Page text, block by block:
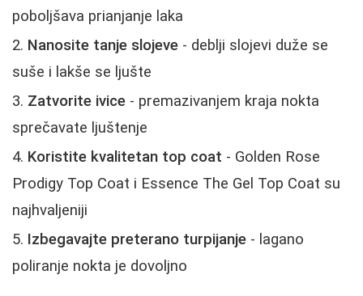
poboljšava prianjanje laka
Nanosite tanje slojeve - deblji slojevi duže se
suše i lakše se ljušte
Zatvorite ivice - premazivanjem kraja nokta
sprečavate ljuštenje
Koristite kvalitetan top coat - Golden Rose
Prodigy Top Coat i Essence The Gel Top Coat su
najhvaljeniji
Izbegavajte preterano turpijanje - lagano
poliranje nokta je dovoljno